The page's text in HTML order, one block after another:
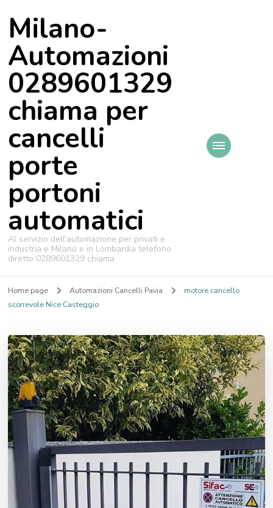
Milano-
Automazioni
0289601329
chiama per
cancelli
porte
portoni
automatici
Al servizio dell'automazione per privati e
industria e Milano e in Lombardia telefono
diretto 0289601329 chiama
Home page Automazioni Cancelli Pavia
motore cancello
scorrevole Nice Casteggio